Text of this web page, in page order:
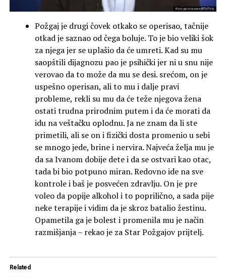
Požgaj je drugi čovek otkako se operisao, tačnije
otkad je saznao od čega boluje. To je bio veliki šok
za njega jer se uplašio da će umreti. Kad su mu
saopštili dijagnozu pao je psihički jer ni u snu nije
verovao da to može da mu se desi. srećom, on je
uspešno operisan, ali to mu i dalje pravi
probleme, rekli su mu da će teže njegova žena
ostati trudna prirodnim putem i da će morati da
idu na veštačku oplodnu. Ja ne znam da li ste
primetili, ali se on i fizički dosta promenio u sebi
se mnogo jede, brine i nervira. Najveća želja mu je
da sa Ivanom dobije dete i da se ostvari kao otac,
tada bi bio potpuno miran. Redovno ide na sve
kontrole i baš je posvećen zdravlju. On je pre
voleo da popije alkohol i to poprilično, a sada pije
neke terapije i vidim da je skroz batalio žestinu.
Opametila ga je bolest i promenila mu je način
razmišjanja – rekao je za Star Požgajov prijtelj.
Related